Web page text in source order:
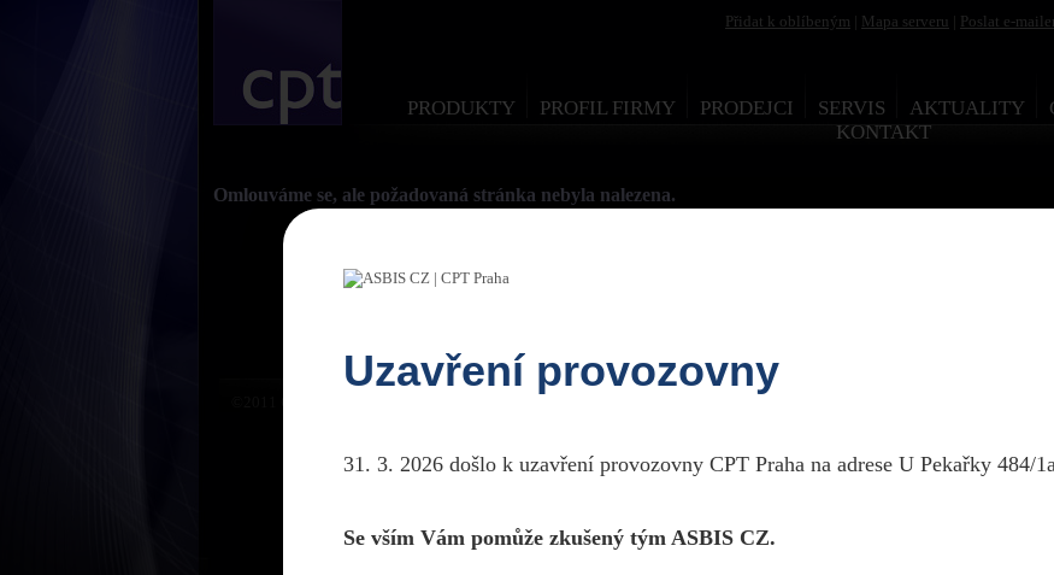
PRODUKTY PROFIL FIRMY PRODEJCI SERVIS AKTUALITY
KONTAKT
Přidat k oblíbeným Mapa serveru Poslat e-
Uzavření provozovny
31. 3. 2026 došlo k uzavření provozovny CPT Praha na adrese U Pekařky 484/
Se vším Vám pomůže zkušený tým ASBIS CZ.
Omlouváme se, ale požadovaná stránka nebyla nalezena.